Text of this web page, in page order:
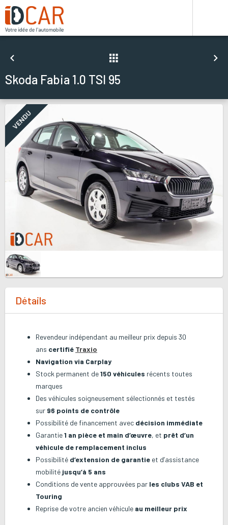
Skoda Fabia 1.0 TSI 95
VENDU
Détails
Revendeur indépendant au meilleur prix depuis 30
ans certifié Traxio
Navigation via Carplay
Stock permanent de150 véhicules récents toutes
marques
Des véhicules soigneusement sélectionnés et testés
sur 96 points de contrôle
Possibilité de financement avec décision immédiate
Garantie1 an pièce et main d’œuvre, et prêt d’un
véhicule de remplacement inclus
Possibilité d’extension de garantie et d’assistance
mobilité jusqu’à 5 ans
Conditions de vente approuvées par les clubs VAB et
Touring
Reprise de votre ancien véhicule au meilleur prix